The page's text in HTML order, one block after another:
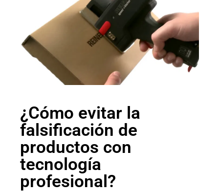
¿Cómo evitar la
falsificación de
productos con
tecnología
profesional?